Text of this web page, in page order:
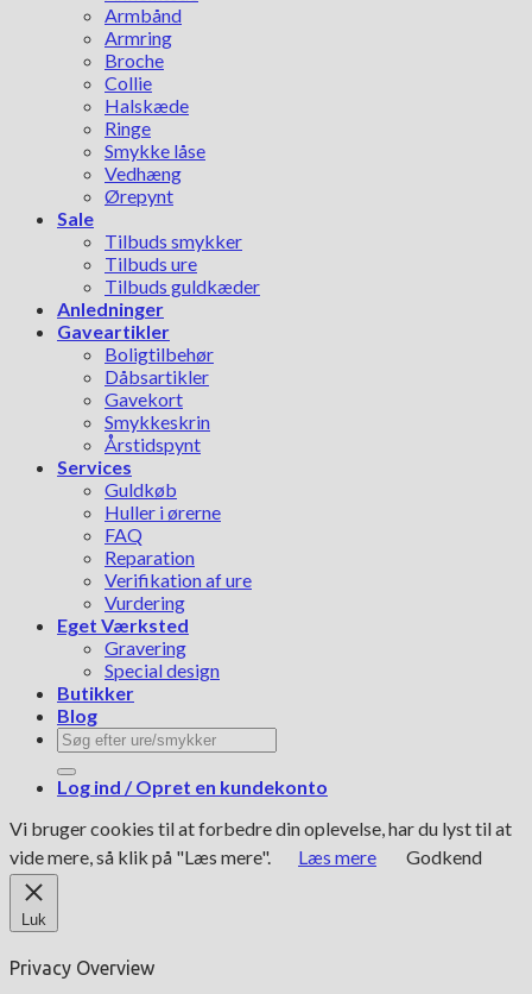
Armbånd
Armring
Broche
Collie
Halskæde
Ringe
Smykke låse
Vedhæng
Ørepynt
Sale
Tilbuds smykker
Tilbuds ure
Tilbuds guldkæder
Anledninger
Gaveartikler
Boligtilbehør
Dåbsartikler
Gavekort
Smykkeskrin
Årstidspynt
Services
Guldkøb
Huller i ørerne
FAQ
Reparation
Verifikation af ure
Vurdering
Eget Værksted
Gravering
Special design
Butikker
Blog
Søg
efter:
Log ind / Opret en kundekonto
Vi bruger cookies til at forbedre din oplevelse, har du lyst til at
vide mere, så klik på "Læs mere".
Læs mere Godkend
Luk
Privacy Overview